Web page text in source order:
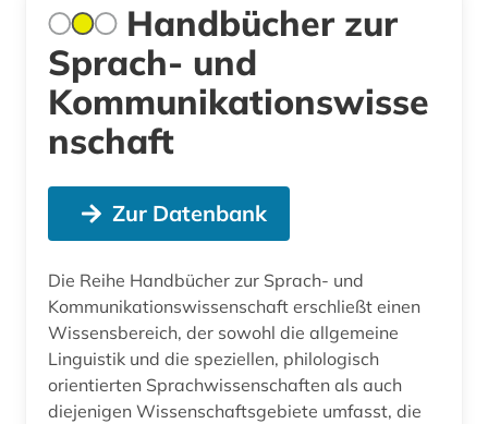
Handbücher zur
Sprach- und
Kommunikationswisse
nschaft
Zur Datenbank
Die Reihe Handbücher zur Sprach- und
Kommunikationswissenschaft erschließt einen
Wissensbereich, der sowohl die allgemeine
Linguistik und die speziellen, philologisch
orientierten Sprachwissenschaften als auch
diejenigen Wissenschaftsgebiete umfasst, die